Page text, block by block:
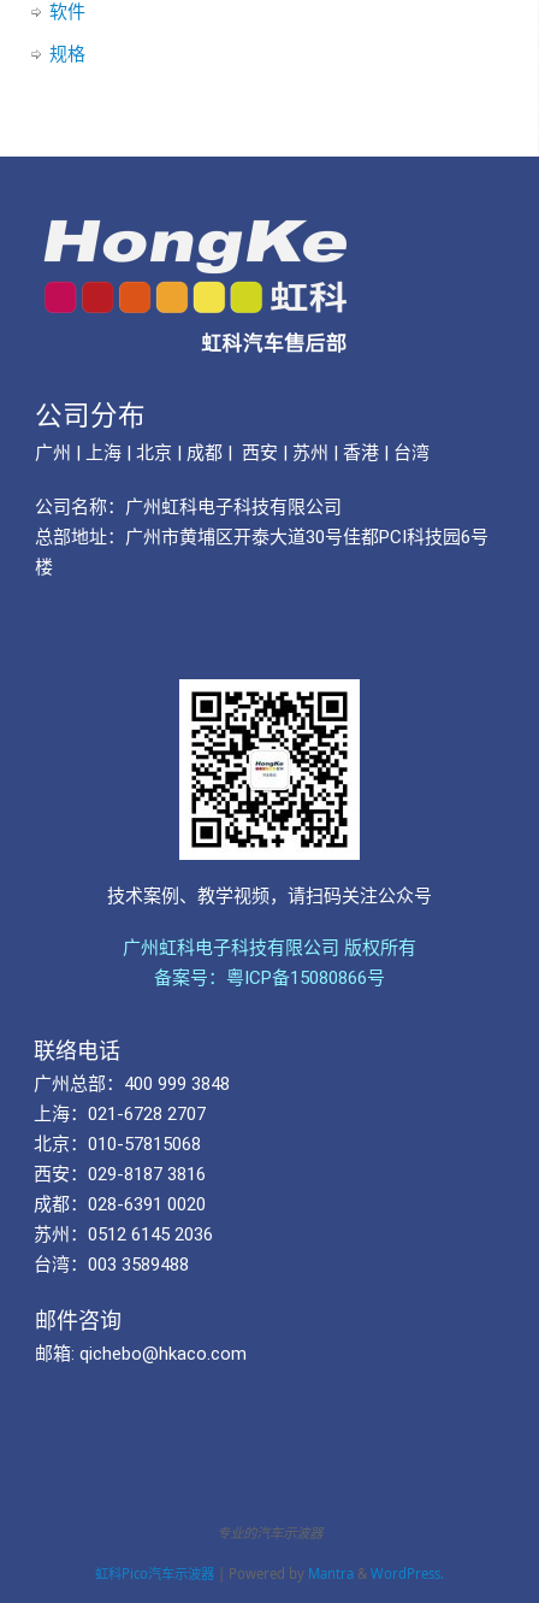
软件
规格
公司分布
广州 | 上海 | 北京 | 成都 | 西安 | 苏州 | 香港 | 台湾
公司名称： 广州虹科电子科技有限公司
总部地址：广州市黄埔区开泰大道30号佳都PCI科技园6号
楼
技术案例、教学视频，请扫码关注公众号
广州虹科电子科技有限公司 版权所有
备案号：粤ICP备15080866号
联络电话
广州总部：400 999 3848
上海：021-6728 2707
北京：010-57815068
西安：029-8187 3816
成都：028-6391 0020
苏州：0512 6145 2036
台湾：003 3589488
邮件咨询
邮箱: qichebo@hkaco.com
专业的汽车示波器
虹科Pico汽车示波器 | Powered by Mantra & WordPress.